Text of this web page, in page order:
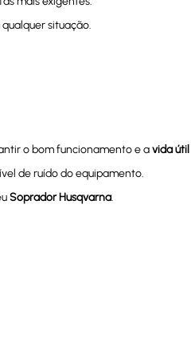
situação.
o bom funcionamento e avida útil
de ruído do equipamento.
Soprador Husqvarna.